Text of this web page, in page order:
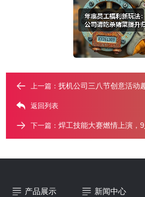
上一篇： 抚机公司三八节创意活动趣味
返回列表
下一篇： 焊工技能大赛燃情上演，
产品展示 新闻中心